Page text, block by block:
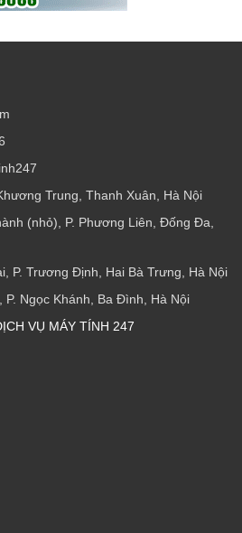
Trung, Thanh Xuân, Hà Nội
(nhỏ), P. Phương Liên, Đống Đa,
P. Trương Định, Hai Bà Trưng, Hà Nội
Ngọc Khánh, Ba Đình, Hà Nội
VỤ MÁY TÍNH 247